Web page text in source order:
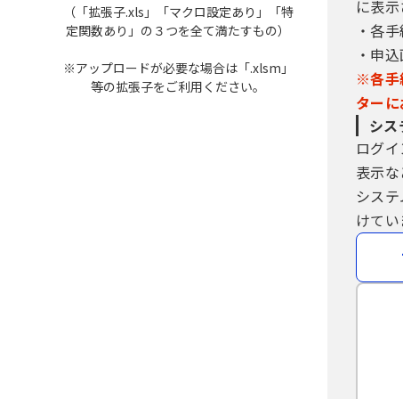
（２）利用者は、適宜自己の行った
ととします。
（３）利用者は、電子申請を行うた
において準備するものとします。そ
４ 利用者ＩＤ及びパスワードの管理
（１）利用者は、本サービスの利用
（２）前号の届出に対し、協議会は
（３）利用者は、利用者情報に変更
（４）利用者は、利用者ＩＤを廃止
（５）電子申請に関する県内自治体
とし、県内自治体は、これらの情報
（６）利用者は、利用者ＩＤ及び本
（７）利用者は、利用者ＩＤ及びパ
（８）本サービスのサービス終了時
（１）本サービスを利用して電子申
（「拡張子.xls」「マクロ設定あり」「特
定関数あり」の３つを全て満たすもの）
※アップロードが必要な場合は「.xlsm」
等の拡張子をご利用ください。
に表
・各
・申
※各手
ター
シス
ログ
表示な
シス
けてい